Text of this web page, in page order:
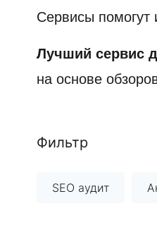
Сервисы помогут
Лучший сервис
на основе
Фильтр
SEO аудит